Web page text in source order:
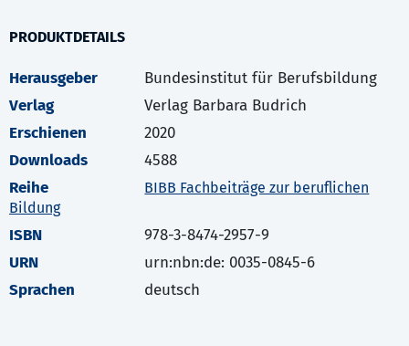
PRODUKTDETAILS
Herausgeber
Bundesinstitut für Berufsbildung
Verlag
Verlag Barbara Budrich
Erschienen
2020
Downloads
4588
Reihe
BIBB Fachbeiträge zur beruflichen
Bildung
ISBN
978-3-8474-2957-9
URN
urn:nbn:de: 0035-0845-6
Sprachen
deutsch